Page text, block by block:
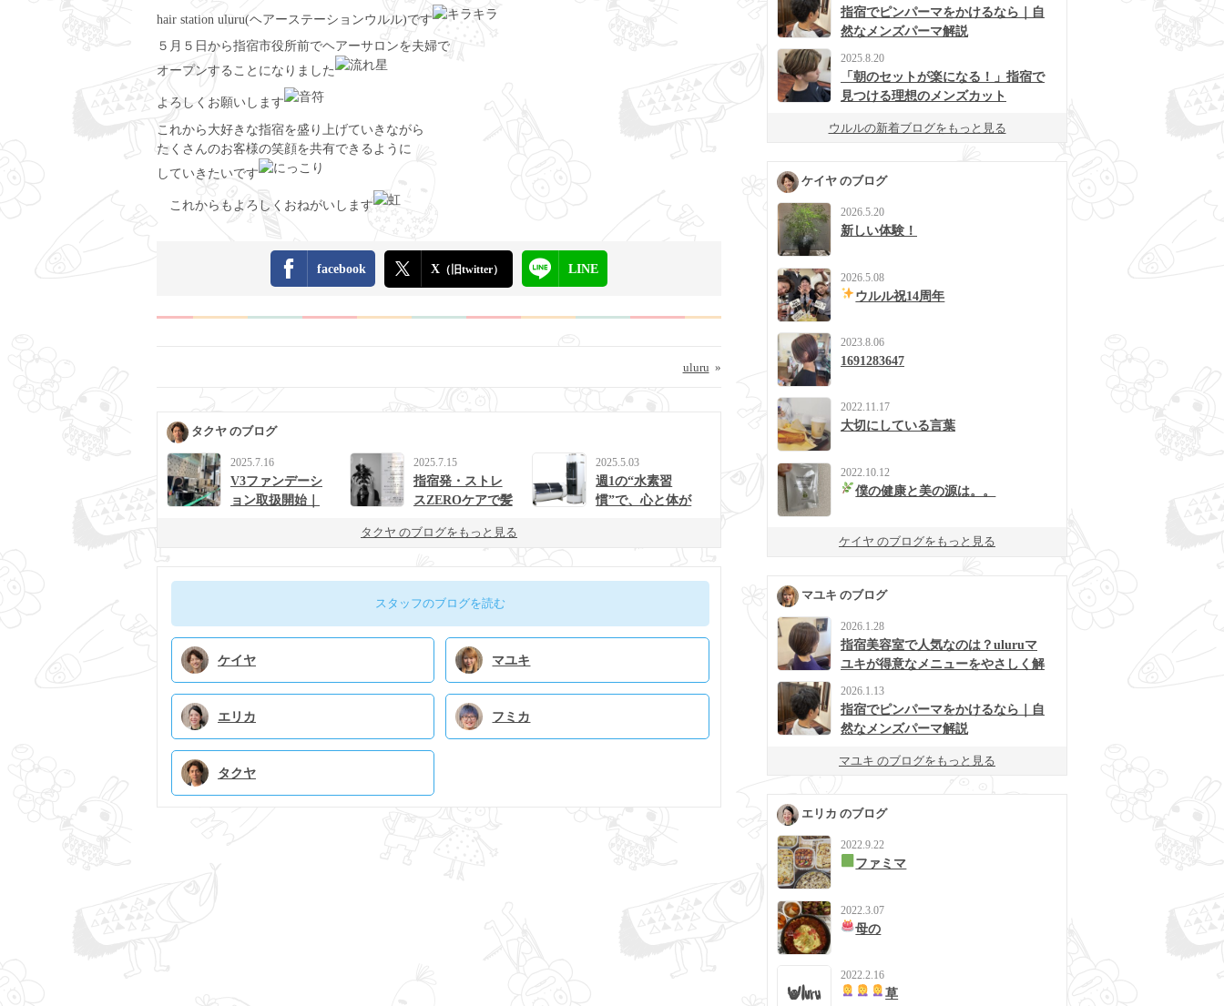
hair station uluru(ヘアーステーションウルル)です
５月５日から指宿市役所前でヘアーサロンを夫婦で
オープンすることになりました
よろしくお願いします
これから大好きな指宿を盛り上げていきながら
たくさんのお客様の笑顔を共有できるように
していきたいです
これからもよろしくおねがいします
facebook X （旧twitter） LINE
»
uluru
タクヤ のブログ
2025.7.16
V3ファンデーシ
ョン取扱開始｜
2025.7.15
指宿発・ストレ
スZEROケアで髪
uの新提案
2025.5.03
週1の“水素習
慣”で、心と体が
タクヤ のブログをもっと見る
スタッフのブログを読む
ケイヤ マユキ
エリカ フミカ
タクヤ
指宿でピンパーマをかけるなら｜自
然なメンズパーマ解説
2025.8.20
「朝のセットが楽になる！」指宿で
見つける理想のメンズカット
ウルルの新着ブログをもっと見る
ケイヤ のブログ
2026.5.20
新しい体験！
2026.5.08
ウルル祝14周年
2023.8.06
1691283647
2022.11.17
大切にしている言葉
2022.10.12
僕の健康と美の源は。。
ケイヤ のブログをもっと見る
マユキ のブログ
2026.1.28
指宿美容室で人気なのは？uluruマ
ユキが得意なメニューをやさしく解
2026.1.13
指宿でピンパーマをかけるなら｜自
然なメンズパーマ解説
マユキ のブログをもっと見る
エリカ のブログ
2022.9.22
ファミマ
2022.3.07
母の
2022.2.16
草